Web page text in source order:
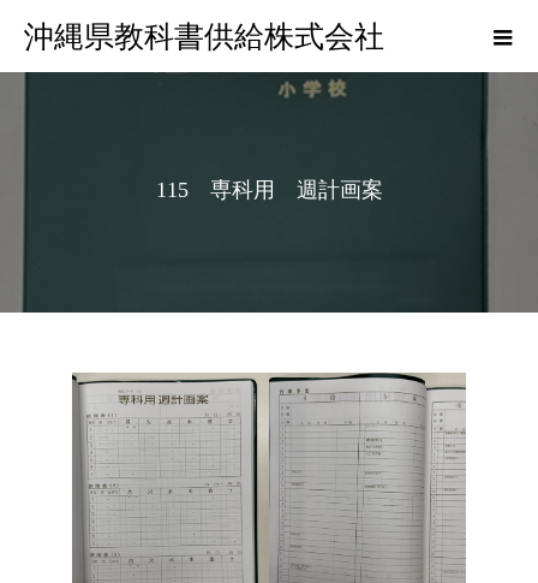
沖縄県教科書供給株式会社
115 専科用 週計画案